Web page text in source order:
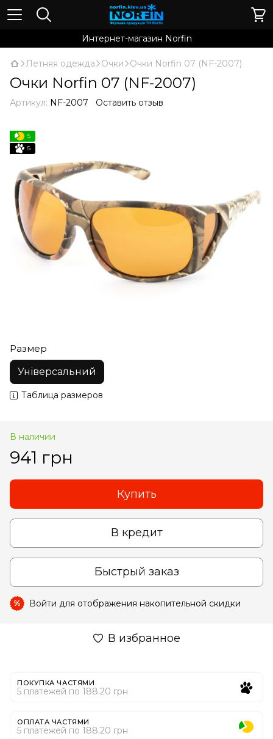
Интернет-магазин Norfin
Летняя одежда Очки Очки Norfin 07 (NF-2007)
Очки Norfin 07 (NF-2007)
Артикул: NF-2007 Оставить отзыв
5
5
Размер
Універсальний
Таблица размеров
В наличии
941 грн
Купить
В кредит
Быстрый заказ
% Войти для отображения накопительной скидки
В избранное
ПОКУПКА ЧАСТЯМИ
5 платежей по 188.20 грн
ОПЛАТА ЧАСТЯМИ
5 платежей по 188.20 грн